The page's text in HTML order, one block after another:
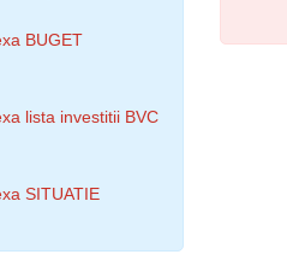
BUGET
lista investitii BVC
SITUATIE